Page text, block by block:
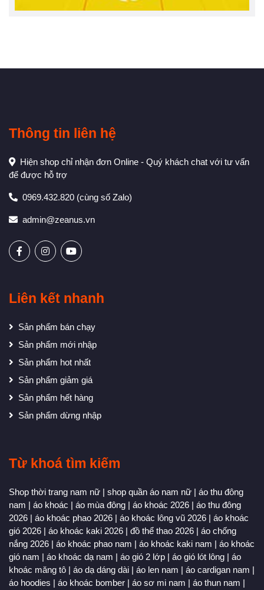
Thông tin liên hệ
Hiện shop chỉ nhận đơn Online - Quý khách chat với tư vấn
để được hỗ trợ
0969.432.820 (cùng số Zalo)
admin@zeanus.vn
Liên kết nhanh
Sản phẩm bán chạy
Sản phẩm mới nhập
Sản phẩm hot nhất
Sản phẩm giảm giá
Sản phẩm hết hàng
Sản phẩm dừng nhập
Từ khoá tìm kiếm
Shop thời trang nam nữ | shop quần áo nam nữ | áo thu đông
nam | áo khoác | áo mùa đông | áo khoác 2026 | áo thu đông
2026 | áo khoác phao 2026 | áo khoác lông vũ 2026 | áo khoác
gió 2026 | áo khoác kaki 2026 | đồ thể thao 2026 | áo chống
nắng 2026 | áo khoác phao nam | áo khoác kaki nam | áo khoác
gió nam | áo khoác dạ nam | áo gió 2 lớp | áo gió lót lông | áo
khoác măng tô | áo dạ dáng dài | áo len nam | áo cardigan nam |
áo hoodies | áo khoác bomber | áo sơ mi nam | áo thun nam |